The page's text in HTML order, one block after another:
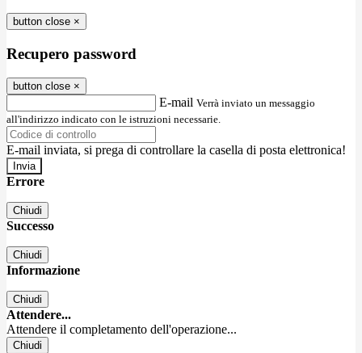
button close ×
Recupero password
button close ×
E-mail Verrà inviato un messaggio
all'indirizzo indicato con le istruzioni necessarie.
E-mail inviata, si prega di controllare la casella di posta elettronica!
Errore
Chiudi
Successo
Chiudi
Informazione
Chiudi
Attendere...
Attendere il completamento dell'operazione...
Chiudi